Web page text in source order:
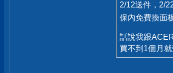
2/12送件，2/
保內免費換面
話說我跟
買不到1個月